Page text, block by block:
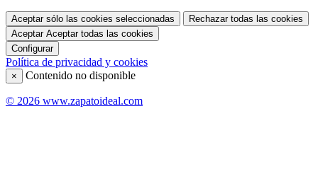
Aceptar sólo las cookies seleccionadas
Rechazar todas las cookies
Aceptar Aceptar todas las cookies
Configurar
Política de privacidad y cookies
× Contenido no disponible
© 2026 www.zapatoideal.com